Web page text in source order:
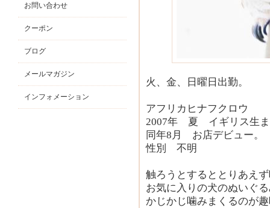
火、金、日曜日出勤。
アフリカヒナフクロウ
2007年 夏 イギリス生
同年8月 お店デビュー。
性別 不明
触ろうとするととりあえ
お気に入りの犬のぬいぐ
かじかじ噛みまくるのが
お問い合わせ
クーポン
ブログ
メールマガジン
インフォメーション